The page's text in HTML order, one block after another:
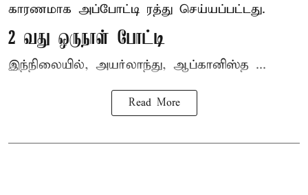
காரணமாக அப்போட்டி ரத்து செய்யப்பட்டது.
2 வது ஒருநாள் போட்டி
இந்நிலையில், அயர்லாந்து, ஆப்கானிஸ்த ...
Read More